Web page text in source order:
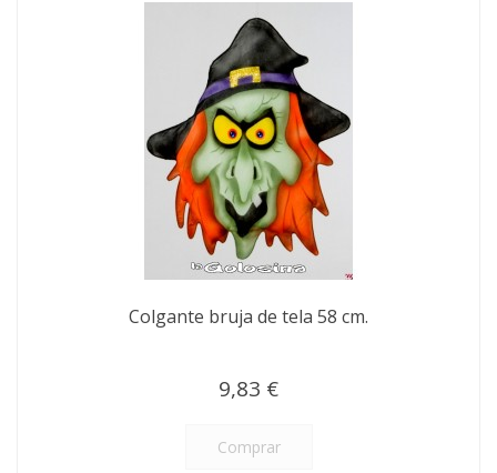
Colgante bruja de tela 58 cm.
9,83 €
Comprar